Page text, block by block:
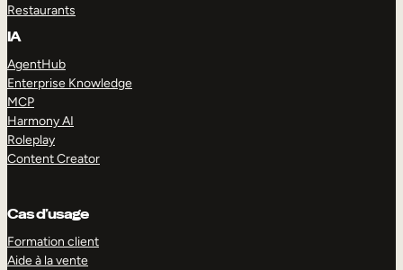
Restaurants
IA
AgentHub
Enterprise Knowledge
MCP
Harmony AI
Roleplay
Content Creator
Cas d’usage
Formation client
Aide à la vente